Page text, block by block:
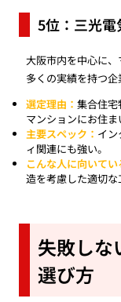
5位：三光電
大阪市内を中心に
多くの実績を持つ企
選定理由：集合住宅
マンションにお住ま
主要スペック： イ
ィ関連にも強い。
こんな人に向いて
造を考慮した適切な
失敗しな
選び方